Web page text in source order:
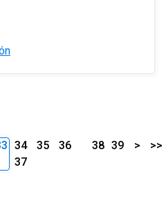
34 35
36
37
38 39 > >>